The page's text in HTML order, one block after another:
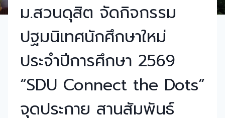
ม.สวนดุสิต จัดกิจกรรม
ปฐมนิเทศนักศึกษาใหม่
ประจำปีการศึกษา 2569
“SDU Connect the Dots”
จุดประกาย สานสัมพันธ์